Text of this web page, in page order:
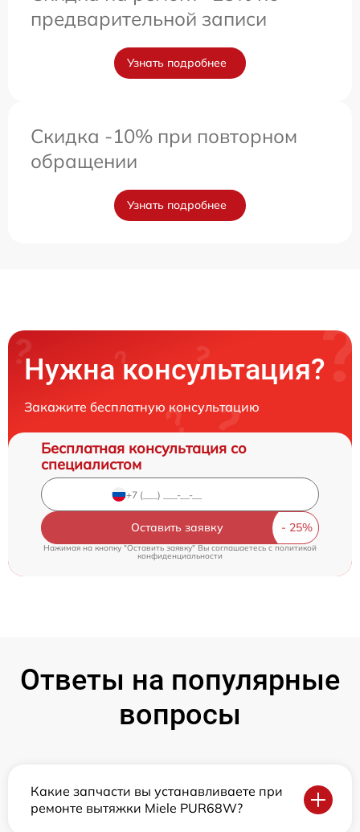
предварительной записи
Узнать подробнее
Скидка -10% при повторном
обращении
Узнать подробнее
Нужна консультация?
Закажите бесплатную консультацию
Бесплатная консультация со
специалистом
Оставить заявку
Нажимая на кнопку "Оставить заявку" Вы соглашаетесь cполитикой
конфиденциальности
Ответы на популярные
вопросы
Какие запчасти вы устанавливаете при
ремонте вытяжки Miele PUR68W?